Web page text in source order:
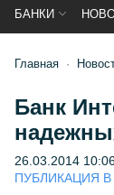
БАНКИ
Главная
Банк
26.03.2014
ПУБЛИКАЦИЯ В